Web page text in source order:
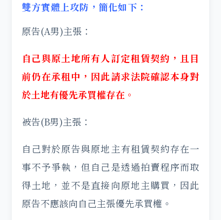
雙方實體上攻防，簡化如下：
原告(A男)主張：
自己與原土地所有人訂定租賃契約，且目
前仍在承租中，因此請求法院確認本身對
於土地有優先承買權存在。
被告(B男)主張：
自己對於原告與原地主有租賃契約存在一
事不予爭執，但自己是透過拍賣程序而取
得土地，並不是直接向原地主購買，因此
原告不應該向自己主張優先承買權。